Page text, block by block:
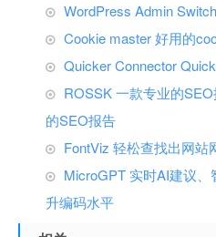
WordPress Admin
Cookie master 好用的
Quicker Connector
ROSSK 一款专业的
的SEO报告
FontViz 轻松查找出网站
MicroGPT 实时AI建议
升编码水平